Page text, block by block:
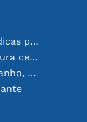
Soldando como um profissional: dicas para conexões eletrônicas perfeitas
Escolhendo o sensor de temperatura certo [youtube]
Baterias 18650: Pequenas em tamanho, grandes em desempenho